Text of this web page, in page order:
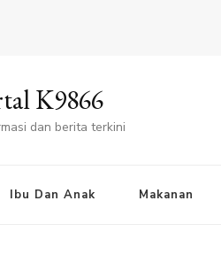
K9866
dan berita terkini
Ibu Dan Anak Makanan